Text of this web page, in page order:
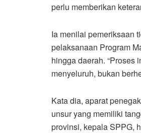
perlu memberikan
Ia menilai pemeriksaan
pelaksanaan Program
hingga daerah.
menyeluruh, bukan
Kata dia, aparat
unsur yang memiliki
provinsi, kepala SPPG,